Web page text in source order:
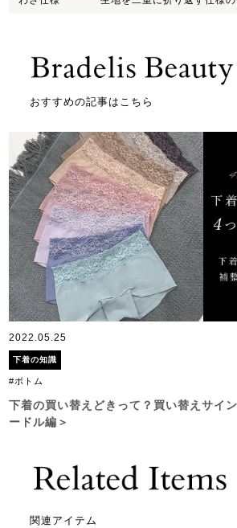
おすすめの記事はこちら
2022.05.25
下着の知識
#ボトム
下着の買い替えどきって？買い替えサイ
ードル編＞
関連アイテム